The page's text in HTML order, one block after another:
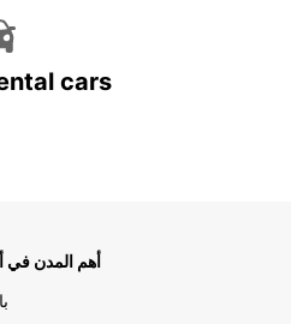
cars
أهم المدن في